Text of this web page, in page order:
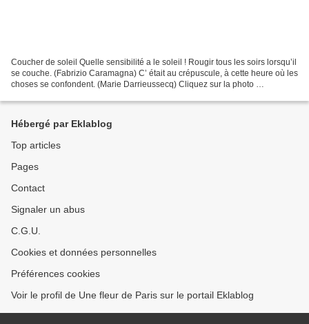
Coucher de soleil Quelle sensibilité a le soleil ! Rougir tous les soirs lorsqu’il
se couche. (Fabrizio Caramagna) C’ était au crépuscule, à cette heure où les
choses se confondent. (Marie Darrieussecq) Cliquez sur la photo …
Hébergé par Eklablog
Top articles
Pages
Contact
Signaler un abus
C.G.U.
Cookies et données personnelles
Préférences cookies
Voir le profil de Une fleur de Paris sur le portail Eklablog